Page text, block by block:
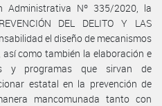
Administrativa Nº 335/2020, la
DEL DELITO Y LAS
el diseño de mecanismos
como también la elaboración e
y programas que sirvan de
estatal en la prevención de
mancomunada tanto con